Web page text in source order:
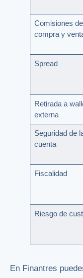
Comisiones de
compra y
Spread
Retirada a
externa
Seguridad de
cuenta
Fiscalidad
Riesgo de
En Finantres